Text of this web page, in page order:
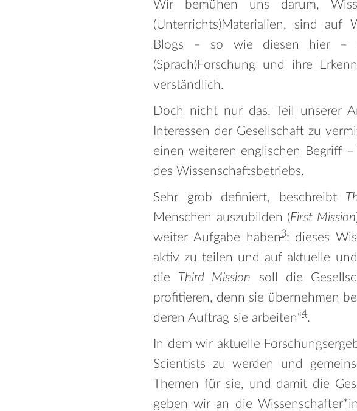
Wir bemühen uns darum,
(Unterrichts)Materialien, sind auf
Blogs – so wie diesen hier –
(Sprach)Forschung und ihre
verständlich.
Doch nicht nur das. Teil unserer
Interessen der Gesellschaft zu
einen weiteren englischen Begriff –
des Wissenschaftsbetriebs.
Sehr grob definiert, beschreibt
Menschen auszubilden (First Mission
weiter Aufgabe haben3: dieses
aktiv zu teilen und auf aktuelle
die
Third Mission soll die
profitieren, denn sie übernehmen
deren Auftrag sie arbeiten“4.
In dem wir aktuelle
Scientists zu werden und
Themen für sie, und damit die
geben wir an die